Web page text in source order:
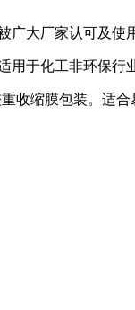
大厂家认可及使
于化工非环保行
缩膜包装。适合